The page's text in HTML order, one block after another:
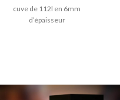
cuve de 112l en 6mm
d’épaisseur